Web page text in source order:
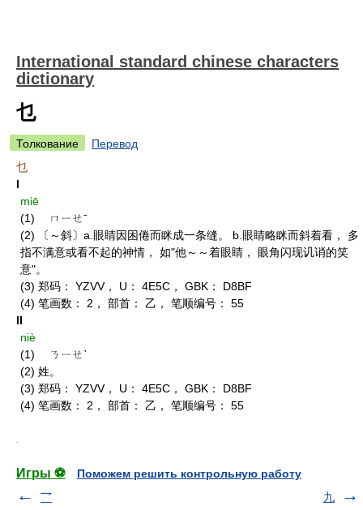
International standard chinese characters
dictionary
乜
Толкование
Перевод
乜
I
miē
(1) ㄇㄧㄝˉ
(2) 〔～斜〕a.眼睛因困倦而眯成一条缝。 b.眼睛略眯而斜着看， 多
指不满意或看不起的神情， 如"他～～着眼睛， 眼角闪现讥诮的笑
意"。
(3) 郑码： YZVV， U： 4E5C， GBK： D8BF
(4) 笔画数： 2， 部首： 乙， 笔顺编号： 55
II
niè
(1) ㄋㄧㄝˋ
(2) 姓。
(3) 郑码： YZVV， U： 4E5C， GBK： D8BF
(4) 笔画数： 2， 部首： 乙， 笔顺编号： 55
Игры ⚽
Поможем решить контрольную работу
乛
九